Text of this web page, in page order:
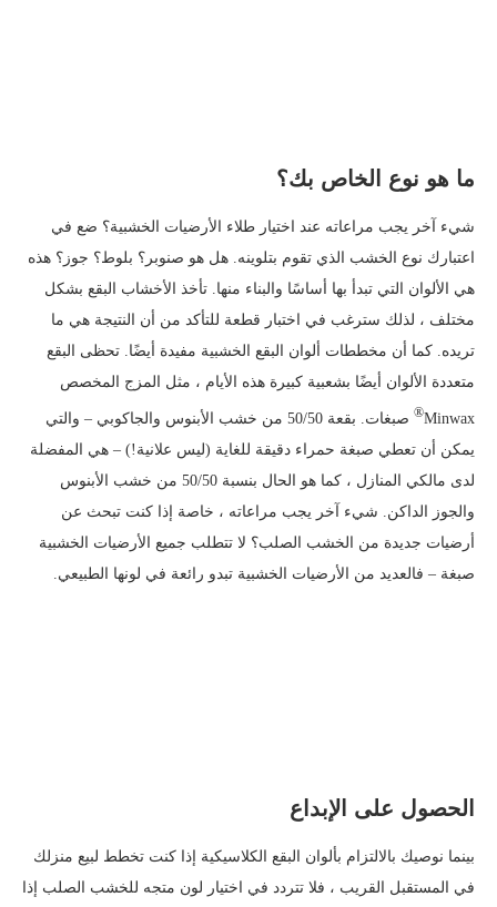
ما هو نوع الخاص بك؟
شيء آخر يجب مراعاته عند اختيار طلاء الأرضيات الخشبية؟ ضع في
اعتبارك نوع الخشب الذي تقوم بتلوينه. هل هو صنوبر؟ بلوط؟ جوز؟ هذه
هي الألوان التي تبدأ بها أساسًا والبناء منها. تأخذ الأخشاب البقع بشكل
مختلف ، لذلك سترغب في اختبار قطعة للتأكد من أن النتيجة هي ما
تريده. كما أن مخططات ألوان البقع الخشبية مفيدة أيضًا. تحظى البقع
متعددة الألوان أيضًا بشعبية كبيرة هذه الأيام ، مثل المزج المخصص
Minwax
®
صبغات. بقعة 50/50 من خشب الأبنوس والجاكوبي – والتي
يمكن أن تعطي صبغة حمراء دقيقة للغاية (ليس علانية!) – هي المفضلة
لدى مالكي المنازل ، كما هو الحال بنسبة 50/50 من خشب الأبنوس
والجوز الداكن. شيء آخر يجب مراعاته ، خاصة إذا كنت تبحث عن
أرضيات جديدة من الخشب الصلب؟ لا تتطلب جميع الأرضيات الخشبية
صبغة – فالعديد من الأرضيات الخشبية تبدو رائعة في لونها الطبيعي.
الحصول على الإبداع
بينما نوصيك بالالتزام بألوان البقع الكلاسيكية إذا كنت تخطط لبيع منزلك
في المستقبل القريب ، فلا تتردد في اختيار لون متجه للخشب الصلب إذا